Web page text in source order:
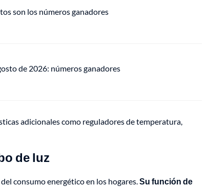
son los números ganadores
de 2026: números ganadores
adicionales como reguladores de temperatura,
de luz
consumo energético en los hogares.Su función de